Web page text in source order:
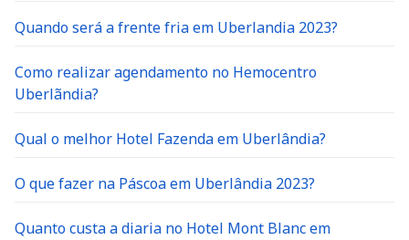
Quando será a frente fria em Uberlandia 2023?
Como realizar agendamento no Hemocentro
Uberlãndia?
Qual o melhor Hotel Fazenda em Uberlândia?
O que fazer na Páscoa em Uberlândia 2023?
Quanto custa a diaria no Hotel Mont Blanc em